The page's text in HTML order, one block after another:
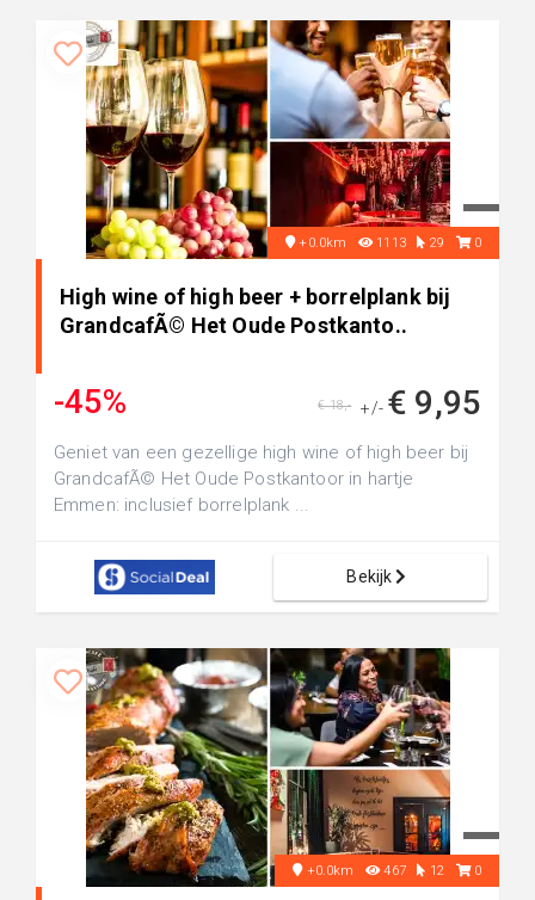
+0.0km 1113 29 0
High wine of high beer + borrelplank bij
GrandcafÃ© Het Oude Postkanto..
-45% +/- € 9,95
€ 18,-
Geniet van een gezellige high wine of high beer bij
GrandcafÃ© Het Oude Postkantoor in hartje
Emmen: inclusief borrelplank ...
Bekijk
+0.0km 467 12 0